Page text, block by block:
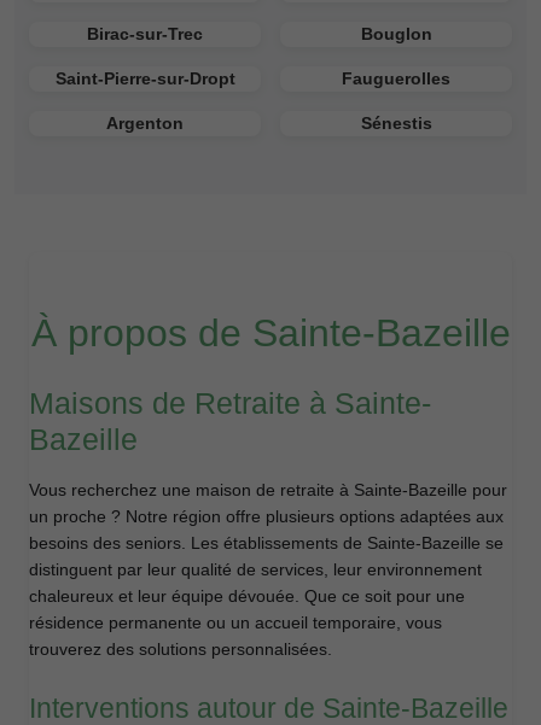
Birac-sur-Trec Bouglon
Saint-Pierre-sur-Dropt Fauguerolles
Argenton Sénestis
À propos de Sainte-Bazeille
Maisons de Retraite à Sainte-
Bazeille
Vous recherchez une maison de retraite à Sainte-Bazeille pour
un proche ? Notre région offre plusieurs options adaptées aux
besoins des seniors. Les établissements de Sainte-Bazeille se
distinguent par leur qualité de services, leur environnement
chaleureux et leur équipe dévouée. Que ce soit pour une
résidence permanente ou un accueil temporaire, vous
trouverez des solutions personnalisées.
Interventions autour de Sainte-Bazeille